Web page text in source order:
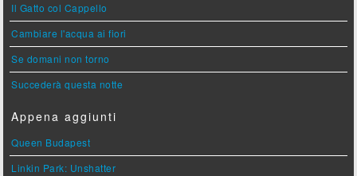
Il Gatto col Cappello
Cambiare l'acqua ai fiori
Se domani non torno
Succederà questa notte
Appena aggiunti
Queen Budapest
Linkin Park: Unshatter